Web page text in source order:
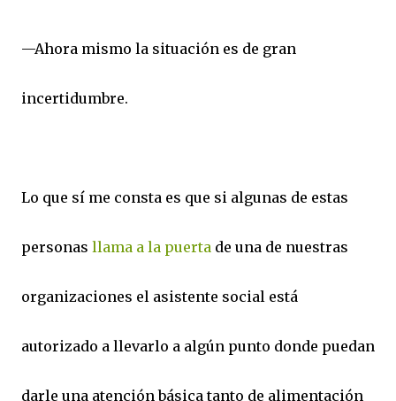
—Ahora mismo la situación es de gran
incertidumbre.
Lo que sí me consta es que si algunas de estas
personas llama a la puerta de una de nuestras
organizaciones el asistente social está
autorizado a llevarlo a algún punto donde puedan
darle una atención básica tanto de alimentación